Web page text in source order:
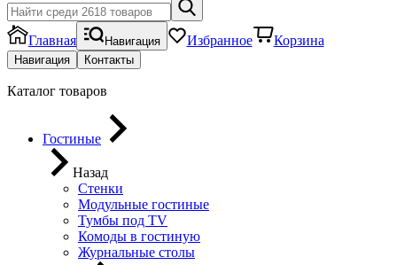
Главная Навигация Избранное Корзина
Навигация Контакты
Каталог товаров
Гостиные
Назад
Стенки
Модульные гостиные
Тумбы под ТV
Комоды в гостиную
Журнальные столы